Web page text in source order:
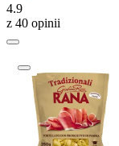
4.9
z 40 opinii